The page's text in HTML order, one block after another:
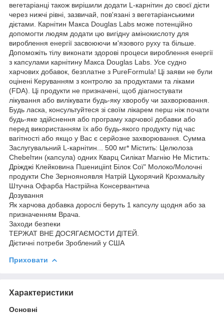
вегетаріанці також вирішили додати L-карнітин до своєї дієти
через нижчі рівні, зазвичай, пов'язані з вегетаріанськими
дієтами. Карнітин Макса Douglas Labs може потенційно
допомогти людям додати цю вигідну амінокислоту для
вироблення енергії засвоюючи м'язового руху та більше.
Допоможіть тілу виконати здорові процеси вироблення енергії
з капсулами карнітину Макса Douglas Labs. Усе судно
харчових добавок, безплатне з PureFormula! Ці заяви не були
оцінені Керуванням з контролю за продуктами та ліками
(FDA). Ці продукти не призначені, щоб діагностувати
лікування або вилікувати будь-яку хворобу чи захворювання.
Будь ласка, консультуйтеся зі своїм лікарем перш ніж почати
будь-яке здійснення або програму харчової добавки або
перед використанням їх або будь-якого продукту під час
вагітності або якщо у Вас є серйозне захворювання. Сумма
Заслугувальний L-карнітин... 500 мг* Містить: Целюлоза
Chebelтин (капсула) одних Кварц Силікат Магнію Не Містить:
Дріжджі Клейковина Пшениціint Білок Сої" Молоко/Молочні
продукти Che Зернояноявля Натрій Цукорячий Крохмальity
Штучна Офарба Настрійна Консервантича
Дозування
Як харчова добавка дорослі беруть 1 капсулу щодня або за
призначенням Врача.
Заходи безпеки
ТЕРЖАТ ВНЕ ДОСЯГАЄМОСТИ ДІТЕЙ.
Дієтичні потреби Зроблений у США
Приховати
Характеристики
Основні